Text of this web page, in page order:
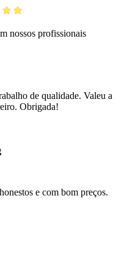
nossos profissionais
de qualidade. Valeu a
Obrigada!
e com bom preços.